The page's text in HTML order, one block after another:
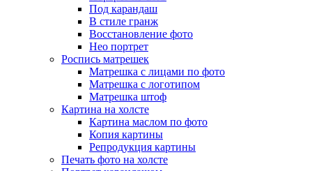
Под карандаш
В стиле гранж
Восстановление фото
Нео портрет
Роспись матрешек
Матрешка с лицами по фото
Матрешка с логотипом
Матрешка штоф
Картина на холсте
Картина маслом по фото
Копия картины
Репродукция картины
Печать фото на холсте